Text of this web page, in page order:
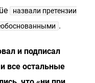
назвали претензии
.
и подписал
все остальные